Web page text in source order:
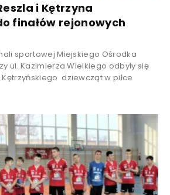
i Kętrzyna
finałów rejonowych
sportowej Miejskiego Ośrodka
ul. Kazimierza Wielkiego odbyły się
dziewcząt w piłce